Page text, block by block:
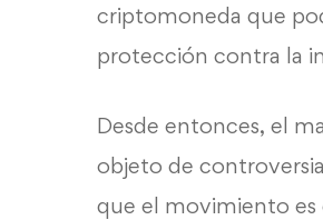
criptomoneda que
protección contra la
Desde entonces, el
objeto de
que el movimiento es